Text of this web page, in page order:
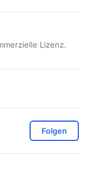
Lizenz.
Folgen